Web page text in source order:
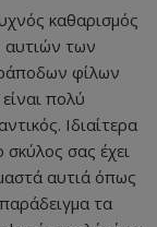
καθαρισμός
των
φίλων
πολύ
Ιδιαίτερα
σκύλος σας έχει
αυτιά όπως
τα